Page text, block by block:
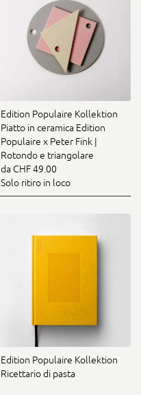
Edition Populaire Kollektion
Piatto in ceramica Edition
Populaire x Peter Fink |
Rotondo e triangolare
da CHF 49.00
Solo ritiro in loco
Edition Populaire Kollektion
Ricettario di pasta